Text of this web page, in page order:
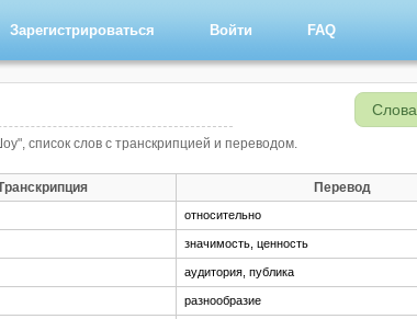
Зарегистрироваться Войти FAQ
Слова
список слов с транскрипцией и переводом.
Перевод
относительно
значимость, ценность
аудитория, публика
разнообразие